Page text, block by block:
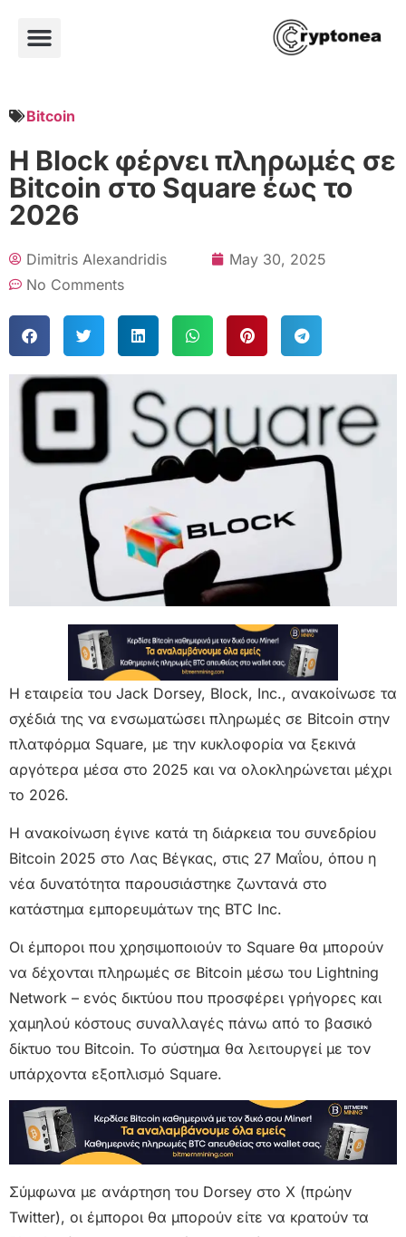
Bitcoin
Η Block φέρνει πληρωμές σε
Bitcoin στο Square έως το
2026
Dimitris Alexandridis
May 30, 2025
No Comments
Η εταιρεία του Jack Dorsey, Block, Inc., ανακοίνωσε τα
σχέδιά της να ενσωματώσει πληρωμές σε Bitcoin στην
πλατφόρμα Square, με την κυκλοφορία να ξεκινά
αργότερα μέσα στο 2025 και να ολοκληρώνεται μέχρι
το 2026.
Η ανακοίνωση έγινε κατά τη διάρκεια του συνεδρίου
Bitcoin 2025 στο Λας Βέγκας, στις 27 Μαΐου, όπου η
νέα δυνατότητα παρουσιάστηκε ζωντανά στο
κατάστημα εμπορευμάτων της BTC Inc.
Οι έμποροι που χρησιμοποιούν το Square θα μπορούν
να δέχονται πληρωμές σε Bitcoin μέσω του Lightning
Network – ενός δικτύου που προσφέρει γρήγορες και
χαμηλού κόστους συναλλαγές πάνω από το βασικό
δίκτυο του Bitcoin. Το σύστημα θα λειτουργεί με τον
υπάρχοντα εξοπλισμό Square.
Σύμφωνα με ανάρτηση του Dorsey στο X (πρώην
Twitter), οι έμποροι θα μπορούν είτε να κρατούν τα